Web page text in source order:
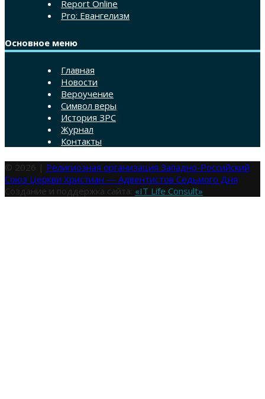
Report Online
Pro: Евангелизм
Основное меню
Главная
Новости
Вероучение
Символ веры
История ЗРС
Журнал
Контакты
© 2026 | Религиозная организация Западно-Российский
Союз Церкви Христиан — Адвентистов Седьмого Дня
Создание и поддержка сайта: «IT Life Consult»